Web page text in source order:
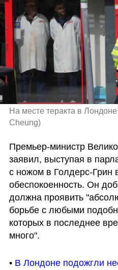
На месте теракта в Лондоне
Cheung)
Премьер-министр
заявил, выступая в
с ножом в Голдерс-Грин
обеспокоенность. Он
должна проявить
борьбе с любыми
которых в последнее
много".
• В Лондоне подожгли